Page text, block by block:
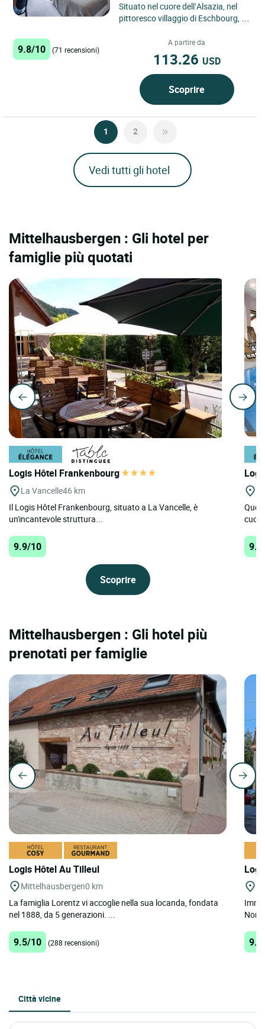
Situato nel cuore dell’Alsazia, nel
pittoresco villaggio di Eschbourg, il
9.8/10 (71 recensioni)
A partire da
113.26 USD
Scoprire
1 2
Vedi tutti gli hotel
Mittelhausbergen : Gli hotel per
famiglie più quotati
Logis Hôtel Frankenbourg
La Vancelle46 km
Il Logis Hôtel Frankenbourg, situato a La Vancelle, è
un'incantevole struttura...
9.9/10
Scoprire
Mittelhausbergen : Gli hotel più
prenotati per famiglie
Logis Hôtel Au Tilleul
Mittelhausbergen0 km
La famiglia Lorentz vi accoglie nella sua locanda, fondata
nel 1888, da 5 generazioni. ...
9.5/10 (288 recensioni)
Città vicine